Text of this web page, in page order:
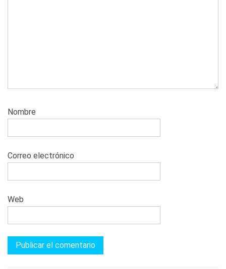
Nombre
Correo electrónico
Web